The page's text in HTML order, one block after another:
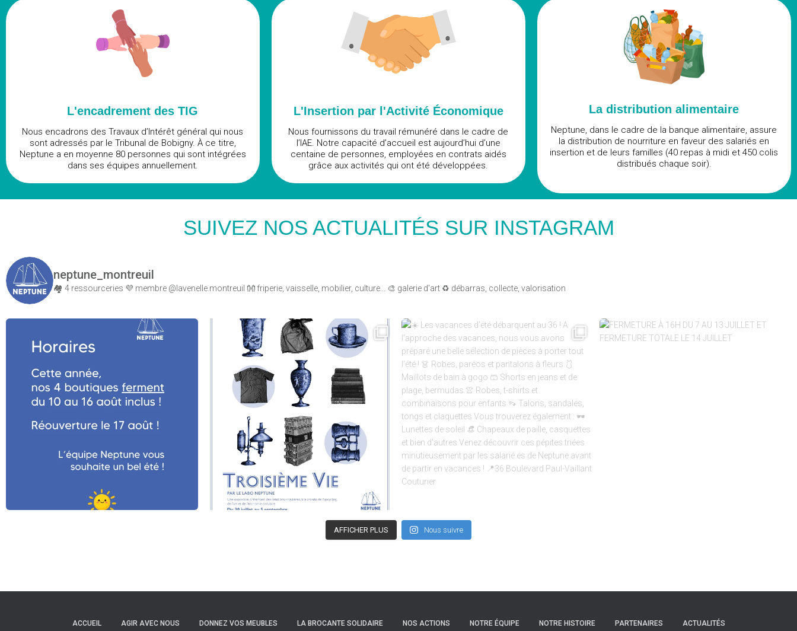
L'encadrement des TIG
Nous encadrons des Travaux d’Intérêt général qui nous
sont adressés par le Tribunal de Bobigny. À ce titre,
Neptune a en moyenne 80 personnes qui sont intégrées
dans ses équipes annuellement.
L'Insertion par l'Activité Économique
Nous fournissons du travail rémunéré dans le cadre de
l’IAE. Notre capacité d’accueil est aujourd’hui d’une
centaine de personnes, employées en contrats aidés
grâce aux activités qui ont été développées.​
La distribution alimentaire
Neptune, dans le cadre de la banque alimentaire, assure
la distribution de nourriture en faveur des salariés en
insertion et de leurs familles (40 repas à midi et 450 colis
distribués chaque soir).​
SUIVEZ NOS ACTUALITÉS SUR INSTAGRAM
neptune_montreuil
🏘️ 4 ressourceries 💜 membre @lavenelle.montreuil 👐 friperie, vaisselle, mobilier, culture... 🎨 galerie d'art ♻️ débarras, collecte, valorisation
AFFICHER PLUS Nous suivre
ACCUEIL AGIR AVEC NOUS DONNEZ VOS MEUBLES LA BROCANTE SOLIDAIRE NOS ACTIONS NOTRE ÉQUIPE NOTRE HISTOIRE PARTENAIRES ACTUALITÉS